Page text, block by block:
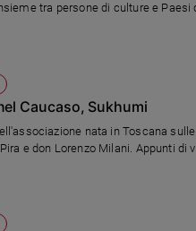
tra persone di culture e Paesi
Caucaso, Sukhumi
nata in Toscana
e don Lorenzo Milani. Appunti di